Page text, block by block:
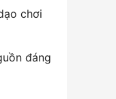
chơi
đáng